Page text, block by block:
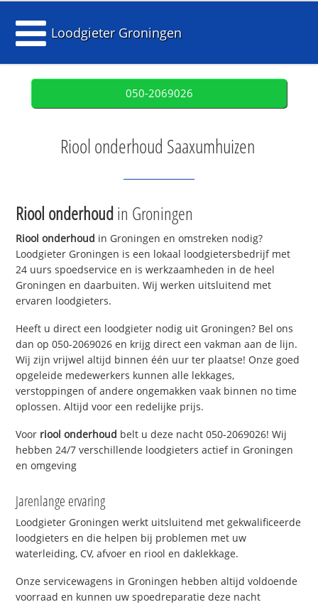
Loodgieter Groningen
050-2069026
Riool onderhoud Saaxumhuizen
Riool onderhoudin Groningen
Riool onderhoud in Groningen en omstreken nodig?
Loodgieter Groningen is een lokaal loodgietersbedrijf met
24 uurs spoedservice en is werkzaamheden in de heel
Groningen en daarbuiten. Wij werken uitsluitend met
ervaren loodgieters.
Heeft u direct een loodgieter nodig uit Groningen? Bel ons
dan op 050-2069026 en krijg direct een vakman aan de lijn.
Wij zijn vrijwel altijd binnen één uur ter plaatse! Onze goed
opgeleide medewerkers kunnen alle lekkages,
verstoppingen of andere ongemakken vaak binnen no time
oplossen. Altijd voor een redelijke prijs.
Voor riool onderhoud belt u deze nacht 050-2069026! Wij
hebben 24/7 verschillende loodgieters actief in Groningen
en omgeving
Jarenlange ervaring
Loodgieter Groningen werkt uitsluitend met gekwalificeerde
loodgieters en die helpen bij problemen met uw
waterleiding, CV, afvoer en riool en daklekkage.
Onze servicewagens in Groningen hebben altijd voldoende
voorraad en kunnen uw spoedreparatie deze nacht